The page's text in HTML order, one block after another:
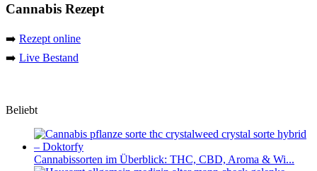
Cannabis Rezept
➡️ Rezept online
➡️ Live Bestand
Beliebt
Cannabissorten im Überblick: THC, CBD, Aroma & Wi...